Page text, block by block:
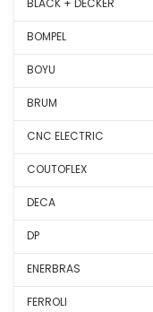
BLACK + DECKER
BOMPEL
BOYU
BRUM
CNC ELECTRIC
COUTOFLEX
DECA
DP
ENERBRAS
FERROLI